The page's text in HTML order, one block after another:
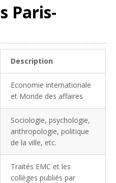
Paris-
Description
Economie internationale
et Monde des affaires
Sociologie, psychologie,
anthropologie, politique
de la ville, etc.
Traités EMC et les
collèges publiés par